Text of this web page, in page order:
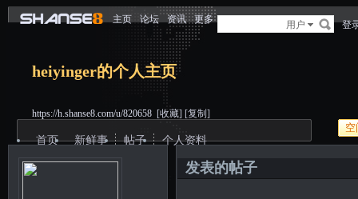
主页 论坛 资讯 更多 用户 登
heiyinger的个人主页
https://h.shanse8.com/u/820658 [收藏] [复制]
空
首页 新鲜事 帖子 个人资料
发表的帖子